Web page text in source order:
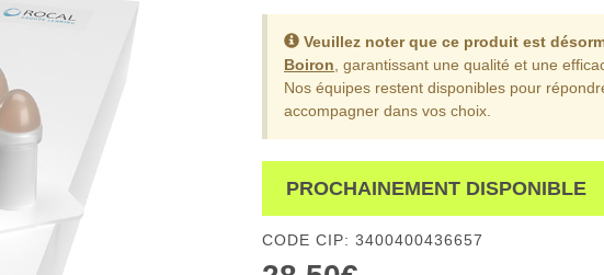
Veuillez noter que ce produit est
Boiron , garantissant une qualité et une
Nos équipes restent disponibles pour
accompagner dans vos choix.
PROCHAINEMENT DISPONIBLE
CODE CIP: 3400400436657